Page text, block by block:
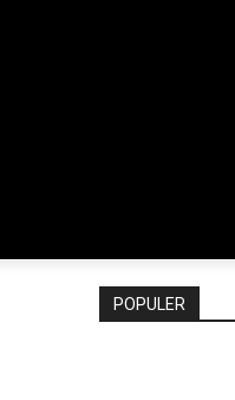
POPULER